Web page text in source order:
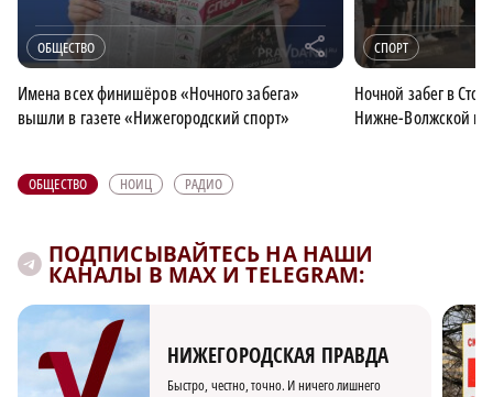
ОБЩЕСТВО r
Имена всех финишёров «Ночного забега»
вышли в газете «Нижегородский спорт»
СПОРТ
Ночной забег в
Нижне-Волжской
ОБЩЕСТВО НОИЦ РАДИО
ПОДПИСЫВАЙТЕСЬ НА НАШИ
КАНАЛЫ В MAX И TELEGRAM:
НИЖЕГОРОДСКАЯ ПРАВДА
Быстро, честно, точно. И ничего лишнего